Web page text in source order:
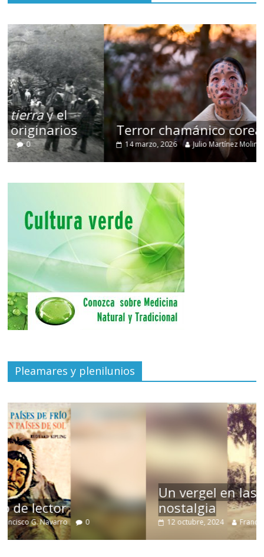
Terror chamánico coreano
14 marzo, 2026 Julio Martínez Molina 0
Pleamares y plenilunios
Un vergel en las nieblas de la
nostalgia
12 octubre, 2024 Francisco G. Navarro 0